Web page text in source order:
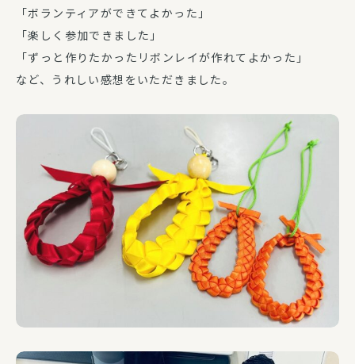
「ボランティアができてよかった」
「楽しく参加できました」
「ずっと作りたかったリボンレイが作れてよかった」
など、うれしい感想をいただきました。